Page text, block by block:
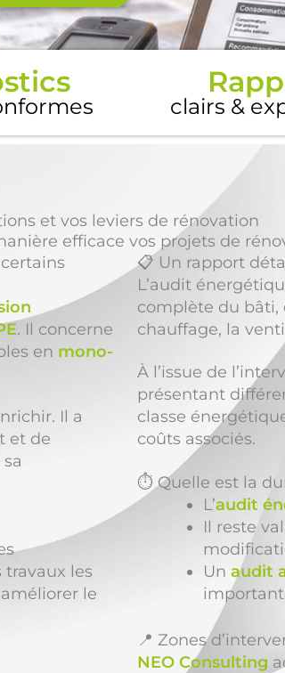
clairs &
et vos leviers de rénovation
efficace vos projets de
. Il concerne
en mono-
Il a
et de
travaux les
le
📋 Un rapport
L’audit
complète du bâti,
chauffage, la
À l’issue de
présentant
classe
coûts associés.
⏱️ Quelle est la
L’audit
Il reste
Un audit
📍 Zones
NEO Consulting